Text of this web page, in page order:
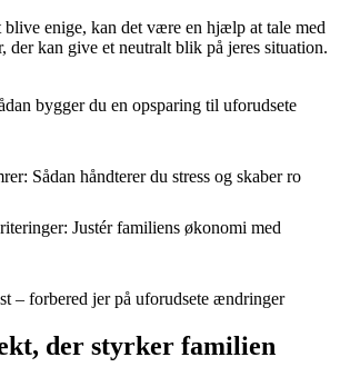
enige, kan det være en hjælp at tale med
der kan give et neutralt blik på jeres situation.
bygger du en opsparing til uforudsete
Sådan håndterer du stress og skaber ro
Justér familiens økonomi med
– forbered jer på uforudsete ændringer
der styrker familien